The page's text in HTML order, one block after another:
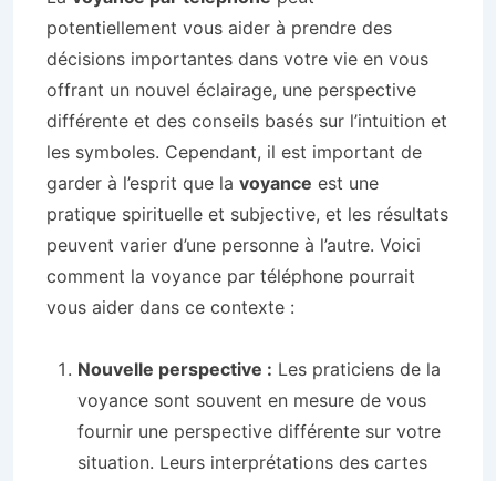
potentiellement vous aider à prendre des
décisions importantes dans votre vie en vous
offrant un nouvel éclairage, une perspective
différente et des conseils basés sur l’intuition et
les symboles. Cependant, il est important de
garder à l’esprit que la voyance est une
pratique spirituelle et subjective, et les résultats
peuvent varier d’une personne à l’autre. Voici
comment la voyance par téléphone pourrait
vous aider dans ce contexte :
Nouvelle perspective : Les praticiens de la
voyance sont souvent en mesure de vous
fournir une perspective différente sur votre
situation. Leurs interprétations des cartes